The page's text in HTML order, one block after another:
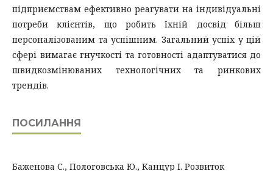
підприємствам ефективно реагувати на індивідуальні
потреби клієнтів, що робить їхній досвід більш
персоналізованим та успішним. Загальний успіх у цій
сфері вимагає гнучкості та готовності адаптуватися до
швидкозмінюваних технологічних та ринкових
трендів.
ПОСИЛАННЯ
Баженова С., Пологовська Ю., Канцур І. Розвиток